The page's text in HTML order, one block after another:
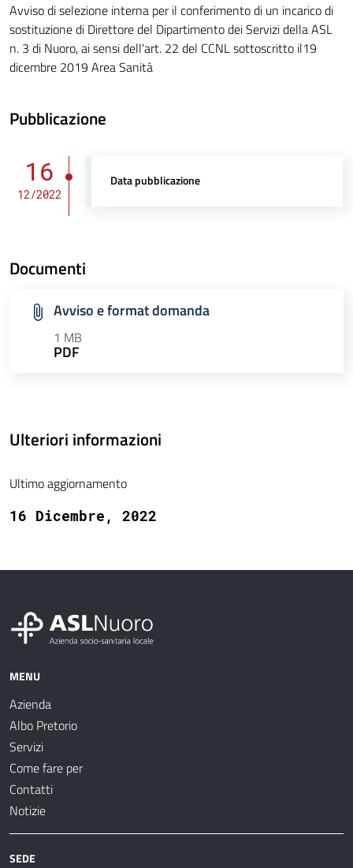
Avviso di selezione interna per il conferimento di un incarico di
sostituzione di Direttore del Dipartimento dei Servizi della ASL
n. 3 di Nuoro, ai sensi dell'art. 22 del CCNL sottoscritto il19
dicembre 2019 Area Sanità
Pubblicazione
16
12/2022
Data pubblicazione
Documenti
Avviso e format domanda
1 MB
PDF
Ulteriori informazioni
Ultimo aggiornamento
16 Dicembre, 2022
MENU
Azienda
Albo Pretorio
Servizi
Come fare per
Contatti
Notizie
SEDE